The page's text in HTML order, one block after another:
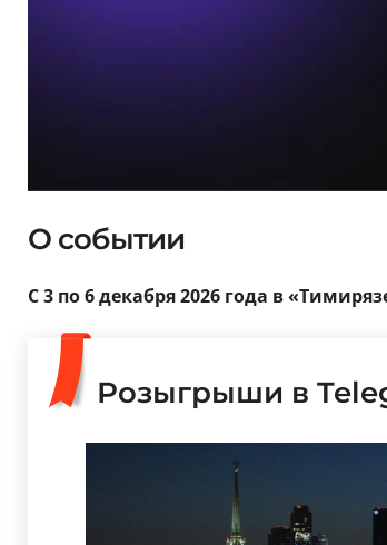
О событии
С 3 по 6 декабря 2026 года в
Розыгрыши в